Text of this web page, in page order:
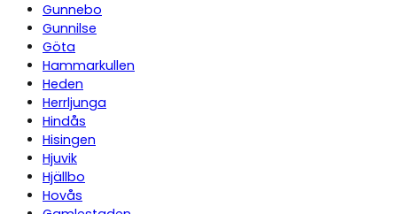
Gunnebo
Gunnilse
Göta
Hammarkullen
Heden
Herrljunga
Hindås
Hisingen
Hjuvik
Hjällbo
Hovås